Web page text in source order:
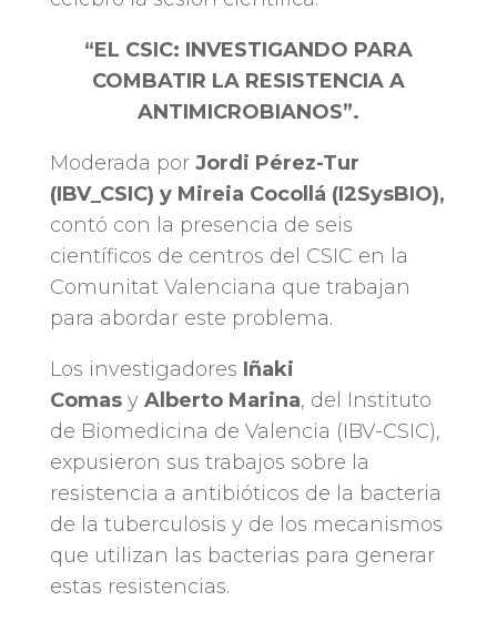
“EL CSIC: INVESTIGANDO PARA
COMBATIR LA RESISTENCIA A
ANTIMICROBIANOS”.
Moderada porJordi Pérez-Tur
(IBV_CSIC) y Mireia Cocollá (I2SysBIO),
contó con la presencia de seis
científicos de centros del CSIC en la
Comunitat Valenciana que trabajan
para abordar este problema.
Los investigadores Iñaki
Comasy Alberto Marina, del Instituto
de Biomedicina de Valencia (IBV-CSIC),
expusieron sus trabajos sobre la
resistencia a antibióticos de la bacteria
de la tuberculosis y de los mecanismos
que utilizan las bacterias para generar
estas resistencias.